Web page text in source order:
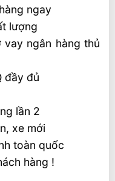
ngay
lượng
ngân hàng thủ
đầy đủ
lần 2
xe mới
toàn quốc
hàng !